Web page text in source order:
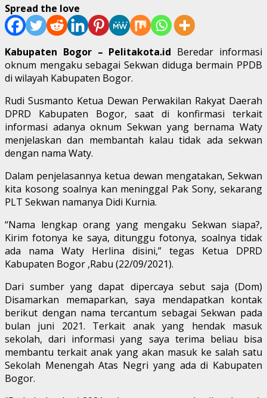
Spread the love
Kabupaten Bogor – Pelitakota.id Beredar informasi
oknum mengaku sebagai Sekwan diduga bermain PPDB
di wilayah Kabupaten Bogor.
Rudi Susmanto Ketua Dewan Perwakilan Rakyat Daerah
DPRD Kabupaten Bogor, saat di konfirmasi terkait
informasi adanya oknum Sekwan yang bernama Waty
menjelaskan dan membantah kalau tidak ada sekwan
dengan nama Waty.
Dalam penjelasannya ketua dewan mengatakan, Sekwan
kita kosong soalnya kan meninggal Pak Sony, sekarang
PLT Sekwan namanya Didi Kurnia.
“Nama lengkap orang yang mengaku Sekwan siapa?,
Kirim fotonya ke saya, ditunggu fotonya, soalnya tidak
ada nama Waty Herlina disini,” tegas Ketua DPRD
Kabupaten Bogor ,Rabu (22/09/2021).
Dari sumber yang dapat dipercaya sebut saja (Dom)
Disamarkan memaparkan, saya mendapatkan kontak
berikut dengan nama tercantum sebagai Sekwan pada
bulan juni 2021. Terkait anak yang hendak masuk
sekolah, dari informasi yang saya terima beliau bisa
membantu terkait anak yang akan masuk ke salah satu
Sekolah Menengah Atas Negri yang ada di Kabupaten
Bogor.